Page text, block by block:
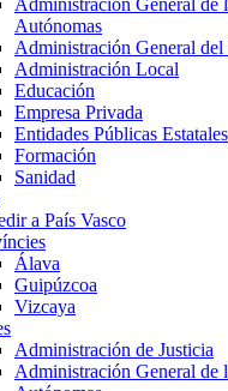
Administración General de
Autónomas
Administración General del
Administración Local
Educación
Empresa Privada
Entidades Públicas Estatales
Formación
Sanidad
a País Vasco
Álava
Guipúzcoa
Vizcaya
Administración de Justicia
Administración General de